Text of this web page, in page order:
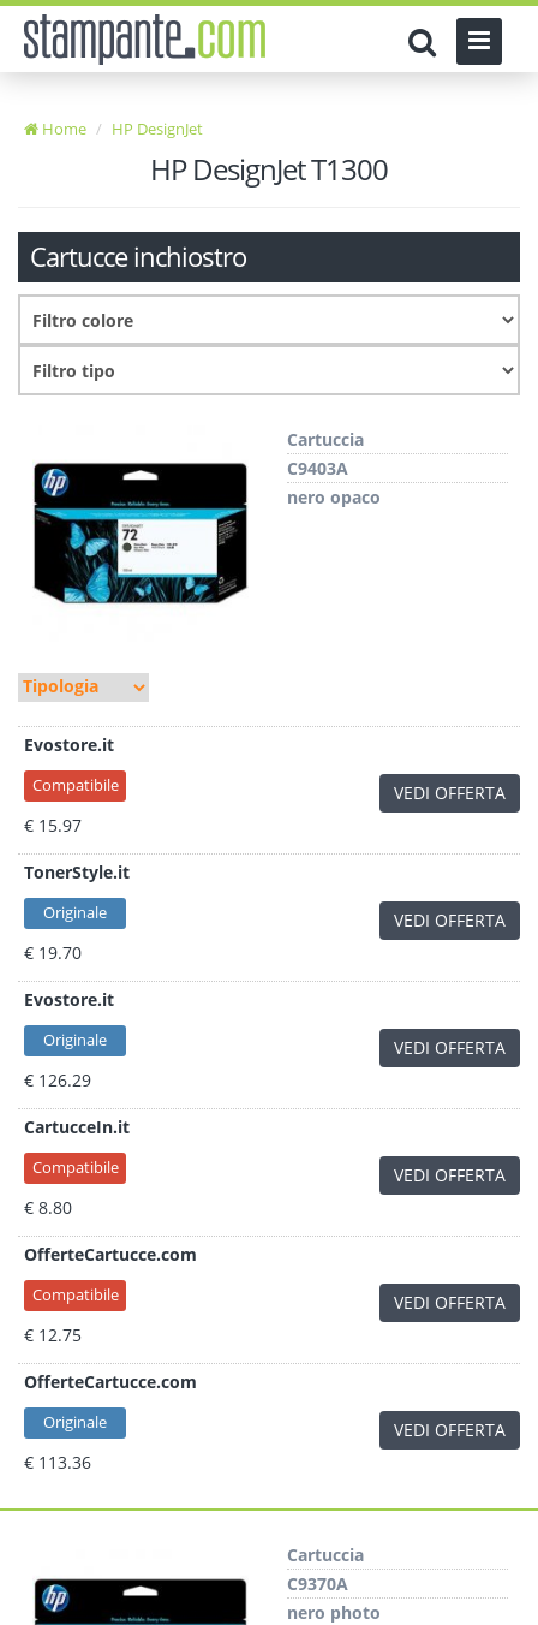
Home HP DesignJet
HP DesignJet T1300
Cartucce inchiostro
Cartuccia
C9403A
nero opaco
Evostore.it
Compatibile
€ 15.97
VEDI OFFERTA
TonerStyle.it
Originale
€ 19.70
VEDI OFFERTA
Evostore.it
Originale
€ 126.29
VEDI OFFERTA
CartucceIn.it
Compatibile
€ 8.80
VEDI OFFERTA
OfferteCartucce.com
Compatibile
€ 12.75
VEDI OFFERTA
OfferteCartucce.com
Originale
€ 113.36
VEDI OFFERTA
Cartuccia
C9370A
nero photo